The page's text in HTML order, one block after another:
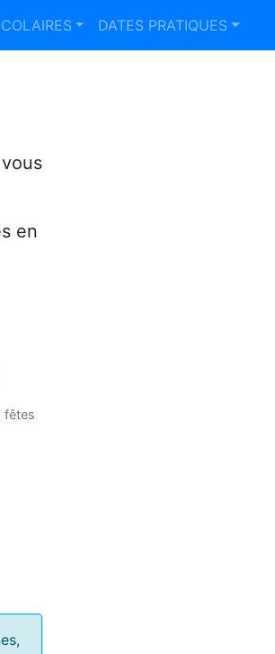
DATES PRATIQUES
en
fêtes